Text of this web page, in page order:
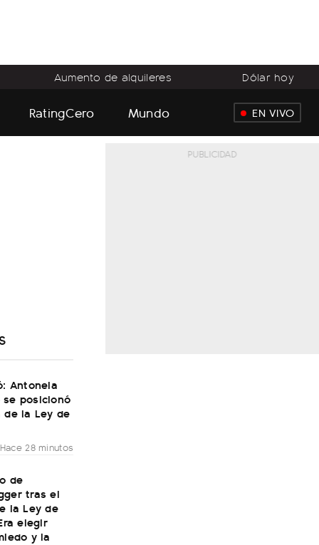
Aumento de alquileres Dólar hoy
RatingCero Mundo EN VIVO
Antonela
se posicionó
de la Ley de
Hace 28 minutos
de
tras el
la Ley de
elegir
y la